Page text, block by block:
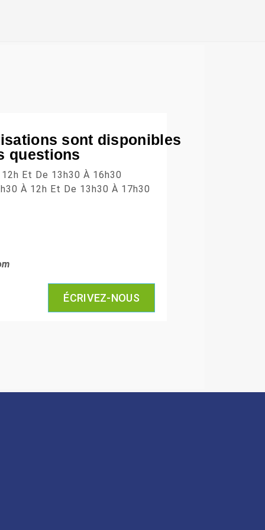
sont disponibles
questions
Et De 13h30 À 16h30
À 12h Et De 13h30 À 17h30
ÉCRIVEZ-NOUS